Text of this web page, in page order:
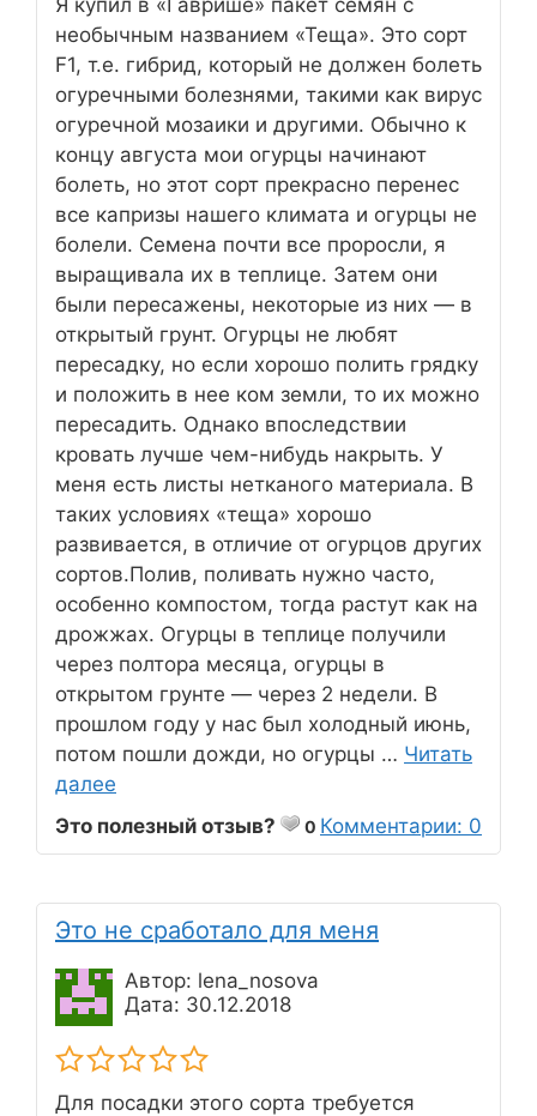
необычным названием «Теща». Это сорт
F1, т.е. гибрид, который не должен болеть
огуречными болезнями, такими как вирус
огуречной мозаики и другими. Обычно к
концу августа мои огурцы начинают
болеть, но этот сорт прекрасно перенес
все капризы нашего климата и огурцы не
болели. Семена почти все проросли, я
выращивала их в теплице. Затем они
были пересажены, некоторые из них — в
открытый грунт. Огурцы не любят
пересадку, но если хорошо полить грядку
и положить в нее ком земли, то их можно
пересадить. Однако впоследствии
кровать лучше чем-нибудь накрыть. У
меня есть листы нетканого материала. В
таких условиях «теща» хорошо
развивается, в отличие от огурцов других
сортов.Полив, поливать нужно часто,
особенно компостом, тогда растут как на
дрожжах. Огурцы в теплице получили
через полтора месяца, огурцы в
открытом грунте — через 2 недели. В
прошлом году у нас был холодный июнь,
потом пошли дожди, но огурцы … Читать
далее
Это полезный отзыв?
0 Комментарии: 0
Это не сработало для меня
Автор: lena_nosova
Дата: 30.12.2018
Для посадки этого сорта требуется